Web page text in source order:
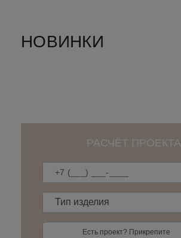
НОВИНКИ
РАСЧЁТ ПРОЕКТА
Есть проект? Прикрепите